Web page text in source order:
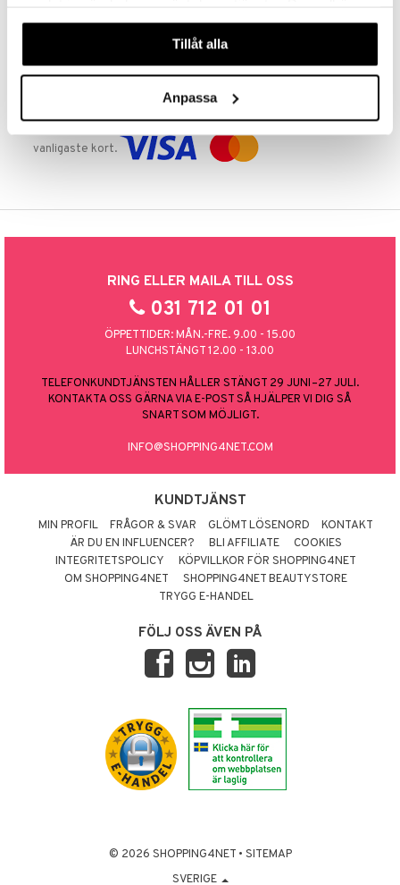
våra cookies vid fortsatt användande av vår webbplats.
Tillåt alla
Anpassa
GODKÄND AV LÄKEMEDELSVERKET
Läkemedelsverket gällande försäljning av läkemedel.
TRYGGA KÖP
Handla tryggt & säkert via faktura, delbetalning eller marknadens
vanligaste kort.
RING ELLER MAILA TILL OSS
031 712 01 01
ÖPPETTIDER: MÅN.-FRE. 9.00 - 15.00
LUNCHSTÄNGT 12.00 - 13.00
TELEFONKUNDTJÄNSTEN HÅLLER STÄNGT 29 JUNI–27 JULI.
KONTAKTA OSS GÄRNA VIA E-POST SÅ HJÄLPER VI DIG SÅ
SNART SOM MÖJLIGT.
INFO@SHOPPING4NET.COM
KUNDTJÄNST
MIN PROFIL FRÅGOR & SVAR GLÖMT LÖSENORD
KONTAKT
ÄR DU EN INFLUENCER?
BLI AFFILIATE
COOKIES
INTEGRITETSPOLICY
KÖPVILLKOR FÖR SHOPPING4NET
OM SHOPPING4NET
SHOPPING4NET BEAUTYSTORE
TRYGG E-HANDEL
FÖLJ OSS ÄVEN PÅ
© 2026 SHOPPING4NET • SITEMAP
SVERIGE